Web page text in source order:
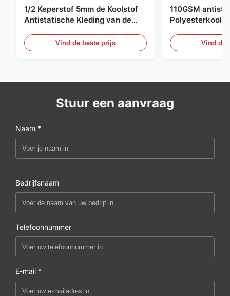
1/2 Keperstof 5mm de Koolstof
Antistatische Kleding van de
Vind de beste prijs
110GSM
Vind de
Stuur een aanvraag
Naam *
Bedrijfsnaam
Telefoonnummer
E-mail *